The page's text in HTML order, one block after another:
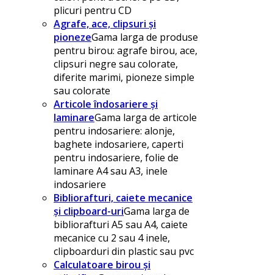
plicuri pentru CD
Agrafe, ace, clipsuri și
pionezeGama larga de produse
pentru birou: agrafe birou, ace,
clipsuri negre sau colorate,
diferite marimi, pioneze simple
sau colorate
Articole îndosariere și
laminareGama larga de articole
pentru indosariere: alonje,
baghete indosariere, caperti
pentru indosariere, folie de
laminare A4 sau A3, inele
indosariere
Bibliorafturi, caiete mecanice
și clipboard-uriGama larga de
bibliorafturi A5 sau A4, caiete
mecanice cu 2 sau 4 inele,
clipboarduri din plastic sau pvc
Calculatoare birou și